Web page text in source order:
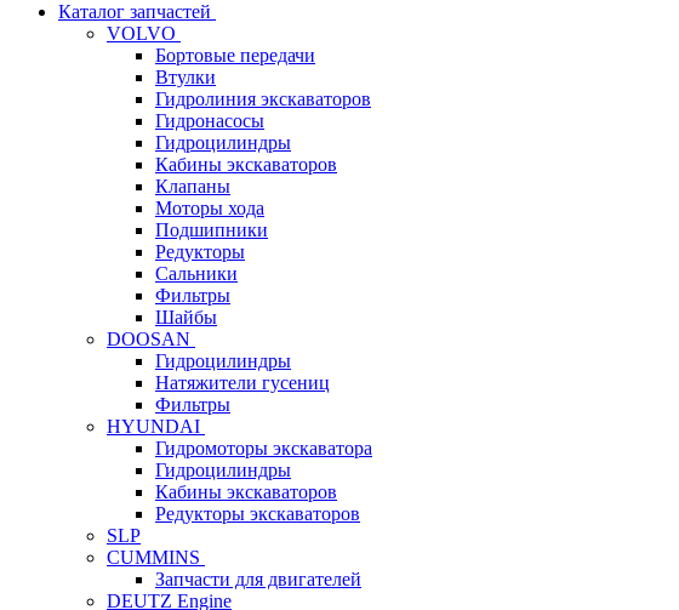
Каталог запчастей
VOLVO
Бортовые передачи
Втулки
Гидролиния экскаваторов
Гидронасосы
Гидроцилиндры
Кабины экскаваторов
Клапаны
Моторы хода
Подшипники
Редукторы
Сальники
Фильтры
Шайбы
DOOSAN
Гидроцилиндры
Натяжители гусениц
Фильтры
HYUNDAI
Гидромоторы экскаватора
Гидроцилиндры
Кабины экскаваторов
Редукторы экскаваторов
SLP
CUMMINS
Запчасти для двигателей
DEUTZ Engine